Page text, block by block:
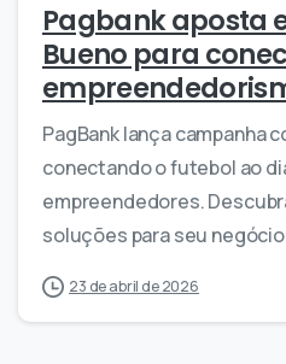
Pagbank aposta
Bueno para
PagBank lança campanha
conectando o futebol ao
empreendedores.
soluções para seu
23 de abril de 2026